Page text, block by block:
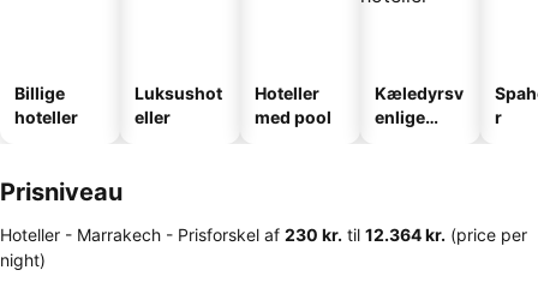
Billige
hoteller
Luksushot
eller
Hoteller
med pool
Kæledyrsv
enlige
r
Prisniveau
Hoteller - Marrakech - Prisforskel af ‎230 kr. til ‎12.364 kr. (price per
night)